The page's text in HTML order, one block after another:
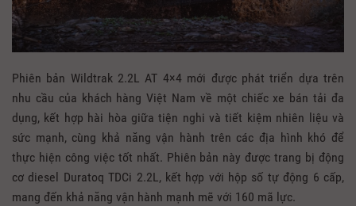
Phiên bản Wildtrak 2.2L AT 4×4 mới được phát triển dựa trên
nhu cầu của khách hàng Việt Nam về một chiếc xe bán tải đa
dụng, kết hợp hài hòa giữa tiện nghi và tiết kiệm nhiên liệu và
sức mạnh, cùng khả năng vận hành trên các địa hình khó để
thực hiện công việc tốt nhất. Phiên bản này được trang bị động
cơ diesel Duratoq TDCi 2.2L, kết hợp với hộp số tự động 6 cấp,
mang đến khả năng vận hành mạnh mẽ với 160 mã lực.